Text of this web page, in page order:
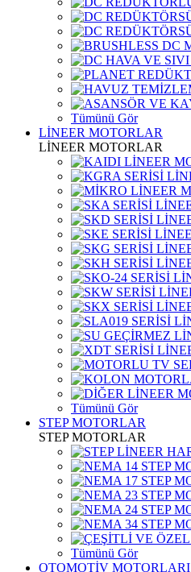
Tümünü Gör
LİNEER MOTORLAR
LİNEER MOTORLAR
Tümünü Gör
STEP MOTORLAR
STEP MOTORLAR
Tümünü Gör
OTOMOTİV MOTORLARI